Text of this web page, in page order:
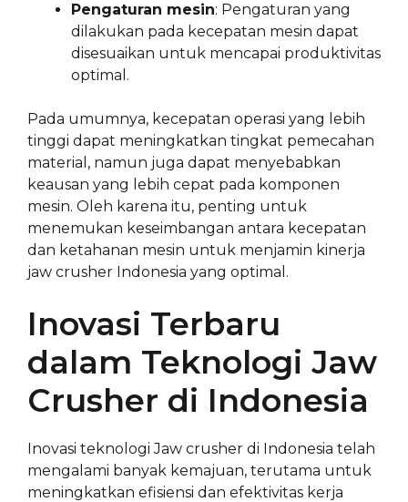
Pengaturan mesin: Pengaturan yang
dilakukan pada kecepatan mesin dapat
disesuaikan untuk mencapai produktivitas
optimal.
Pada umumnya, kecepatan operasi yang lebih
tinggi dapat meningkatkan tingkat pemecahan
material, namun juga dapat menyebabkan
keausan yang lebih cepat pada komponen
mesin. Oleh karena itu, penting untuk
menemukan keseimbangan antara kecepatan
dan ketahanan mesin untuk menjamin kinerja
jaw crusher Indonesia yang optimal.
Inovasi Terbaru
dalam Teknologi Jaw
Crusher di Indonesia
Inovasi teknologi Jaw crusher di Indonesia telah
mengalami banyak kemajuan, terutama untuk
meningkatkan efisiensi dan efektivitas kerja